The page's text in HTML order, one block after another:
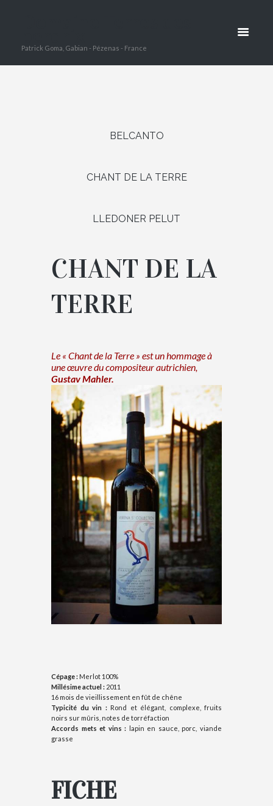
HOME
Patrick Goma, Gabian - Pézenas - France
BELCANTO
CHANT DE LA TERRE
LLEDONER PELUT
CHANT DE LA
TERRE
Le « Chant de la Terre » est un hommage à
une œuvre du compositeur autrichien,
Gustav Mahler.
Cépage : Merlot 100%
Millésime actuel : 2011
16 mois de vieillissement en fût de chêne
Typicité du vin :Rond et élégant, complexe, fruits
noirs sur mûris, notes de torréfaction
Accords mets et vins : lapin en sauce, porc, viande
grasse
FICHE